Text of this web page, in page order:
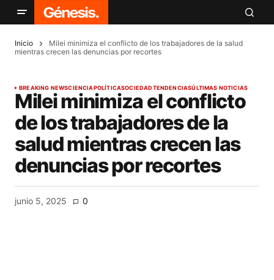
Inicio
Milei minimiza el conflicto de los trabajadores de la salud
mientras crecen las denuncias por recortes
BREAKING NEWSCIENCIAPOLÍTICASOCIEDADTENDENCIASÚLTIMAS NOTICIAS
Milei minimiza el conflicto
de los trabajadores de la
salud mientras crecen las
denuncias por recortes
junio 5, 2025 0